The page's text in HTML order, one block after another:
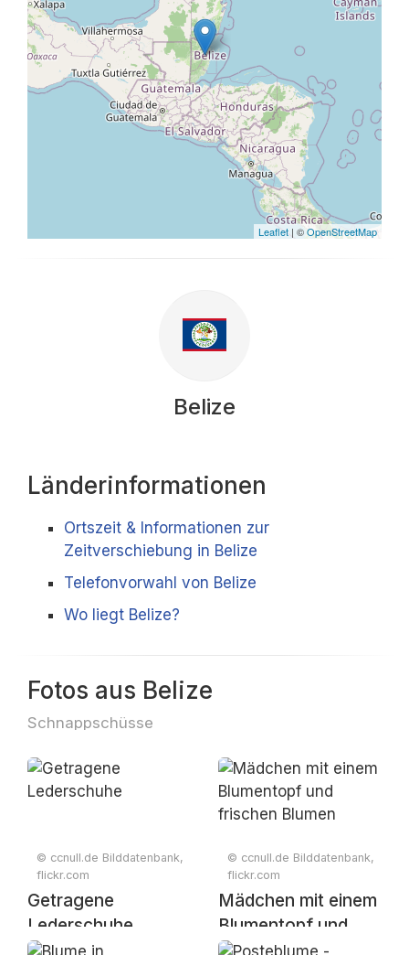
Leaflet | ©OpenStreetMap
Belize
Länderinformationen
Ortszeit & Informationen zur
Zeitverschiebung in Belize
Telefonvorwahl von Belize
Wo liegt Belize?
Fotos aus Belize
Schnappschüsse
© ccnull.de Bilddatenbank,
flickr.com
Getragene
Lederschuhe
© ccnull.de Bilddatenbank,
flickr.com
Mädchen mit einem
Blumentopf und
frischen Blumen